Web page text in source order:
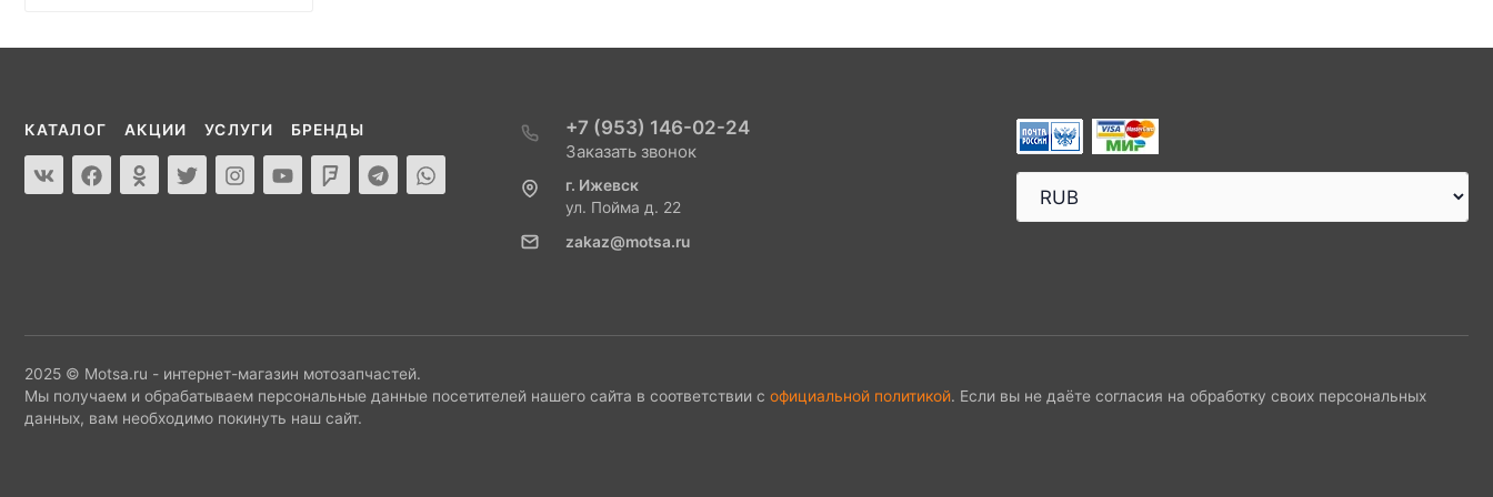
КАТАЛОГ АКЦИИ УСЛУГИ БРЕНДЫ +7 (953) 146-02-24
Заказать звонок
г. Ижевск
ул. Пойма д. 22
zakaz@motsa.ru
2025 © Motsa.ru - интернет-магазин мотозапчастей.
Мы получаем и обрабатываем персональные данные посетителей нашего сайта в соответствии с официальной политикой. Если вы не даёте согласия на обработку своих персональных
данных, вам необходимо покинуть наш сайт.